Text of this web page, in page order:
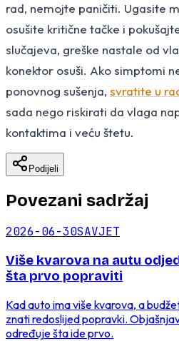
rad, nemojte paničiti. Ugasite
osušite kritične tačke i
slučajeva, greške nastale od
konektor osuši. Ako simptomi
ponovnog sušenja, svratite u
sada nego riskirati da vlaga
kontaktima i veću štetu.
Podijeli
Povezani sadržaj
2026-06-30SAVJET
Više kvarova na autu
šta prvo popraviti
Kad auto ima više kvarova, a
znati redoslijed popravki.
određuje šta ide prvo.